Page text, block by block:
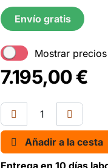
Envío gratis
Mostrar
7.195,00€
Añadir a la cesta